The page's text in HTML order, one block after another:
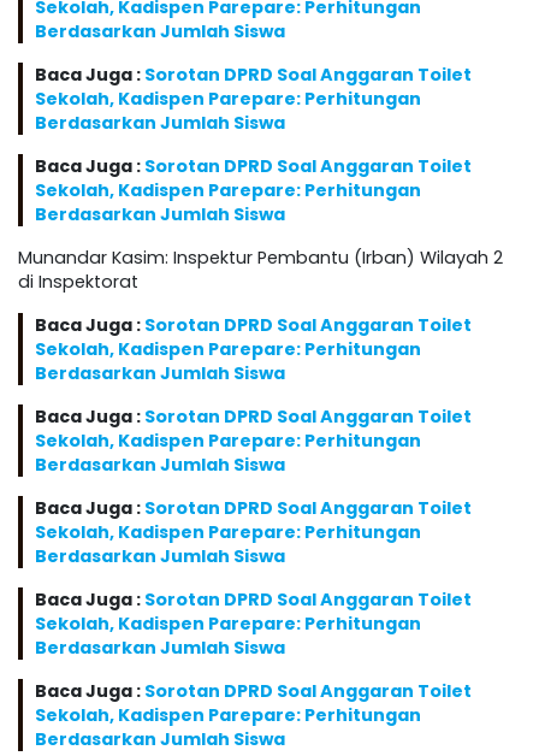
Sekolah, Kadispen Parepare: Perhitungan
Berdasarkan Jumlah Siswa
Baca Juga : Sorotan DPRD Soal Anggaran Toilet
Sekolah, Kadispen Parepare: Perhitungan
Berdasarkan Jumlah Siswa
Baca Juga : Sorotan DPRD Soal Anggaran Toilet
Sekolah, Kadispen Parepare: Perhitungan
Berdasarkan Jumlah Siswa
Munandar Kasim: Inspektur Pembantu (Irban) Wilayah 2
di Inspektorat
Baca Juga : Sorotan DPRD Soal Anggaran Toilet
Sekolah, Kadispen Parepare: Perhitungan
Berdasarkan Jumlah Siswa
Baca Juga : Sorotan DPRD Soal Anggaran Toilet
Sekolah, Kadispen Parepare: Perhitungan
Berdasarkan Jumlah Siswa
Baca Juga : Sorotan DPRD Soal Anggaran Toilet
Sekolah, Kadispen Parepare: Perhitungan
Berdasarkan Jumlah Siswa
Baca Juga : Sorotan DPRD Soal Anggaran Toilet
Sekolah, Kadispen Parepare: Perhitungan
Berdasarkan Jumlah Siswa
Baca Juga : Sorotan DPRD Soal Anggaran Toilet
Sekolah, Kadispen Parepare: Perhitungan
Berdasarkan Jumlah Siswa